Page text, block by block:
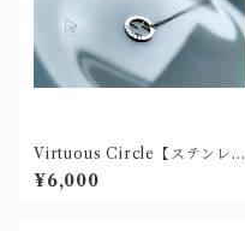
Virtuous Circle【ステンレス
製ネックレス】
¥6,000